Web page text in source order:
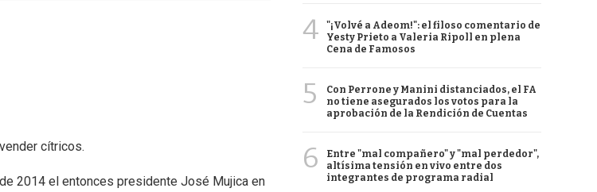
cítricos.
2014 el entonces presidente José Mujica en
4
"¡Volvé a Adeom!": el filoso comentario de
Yesty Prieto a Valeria Ripoll en plena
Cena de Famosos
5
Con Perrone y Manini distanciados, el FA
no tiene asegurados los votos para la
aprobación de la Rendición de Cuentas
6
Entre "mal compañero" y "mal perdedor",
altísima tensión en vivo entre dos
integrantes de programa radial